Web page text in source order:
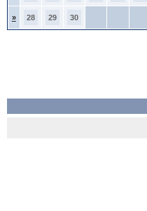
» 28 29 30